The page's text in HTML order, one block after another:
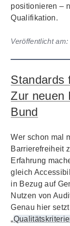
positionieren –
Qualifikation.
Veröffentlicht am:
Standards
Zur neuen
Bund
Wer schon mal
Barrierefreiheit
Erfahrung
gleich
in Bezug auf
Nutzen von
Genau hier
„